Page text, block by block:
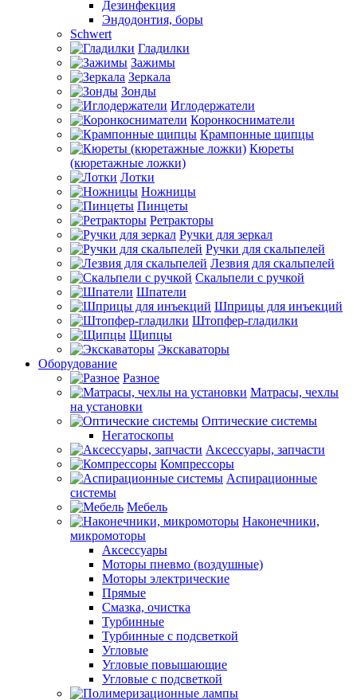
Дезинфекция
Эндодонтия, боры
Schwert
Гладилки
Зажимы
Зеркала
Зонды
Иглодержатели
Коронкосниматели
Крампонные щипцы
Кюреты
(кюретажные ложки)
Лотки
Ножницы
Пинцеты
Ретракторы
Ручки для зеркал
Ручки для скальпелей
Лезвия для скальпелей
Скальпели с ручкой
Шпатели
Шприцы для инъекций
Штопфер-гладилки
Щипцы
Экскаваторы
Оборудование
Разное
Матрасы, чехлы
на установки
Оптические системы
Негатоскопы
Аксессуары, запчасти
Компрессоры
Аспирационные
системы
Мебель
Наконечники,
микромоторы
Аксессуары
Моторы пневмо (воздушные)
Моторы электрические
Прямые
Смазка, очистка
Турбинные
Турбинные с подсветкой
Угловые
Угловые повышающие
Угловые с подсветкой